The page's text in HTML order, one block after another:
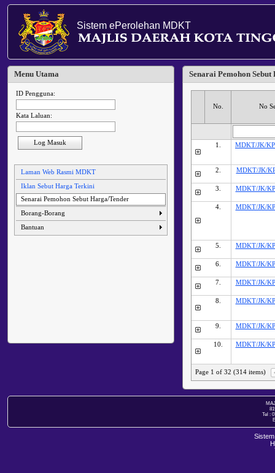
Sistem ePerolehan MDKT
Menu Utama
ID Pengguna:
Kata Laluan:
Log Masuk
Laman Web Rasmi MDKT
Iklan Sebut Harga Terkini
Senarai Pemohon Sebut Harga/Tender
Borang-Borang
Bantuan
Senarai Pemohon
No. No
1. MDKT/JK/
2. MDKT/JK/
3. MDKT/JK/
4. MDKT/JK/
5. MDKT/JK/
6. MDKT/JK/
7. MDKT/JK/
8. MDKT/JK/
9. MDKT/JK/
10. MDKT/JK/
Page 1 of 32 (314 items)
Tel :